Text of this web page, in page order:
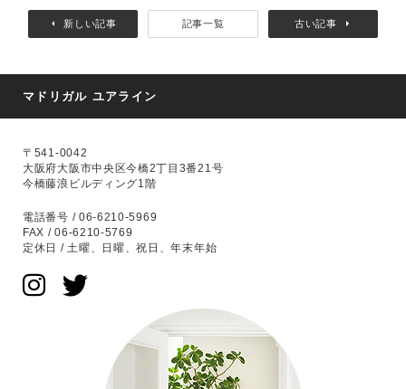
新しい記事 記事一覧 古い記事
マドリガル ユアライン
〒541-0042
大阪府大阪市中央区今橋2丁目3番21号
今橋藤浪ビルディング1階
電話番号 / 06-6210-5969
FAX / 06-6210-5769
定休日 / 土曜、日曜、祝日、年末年始